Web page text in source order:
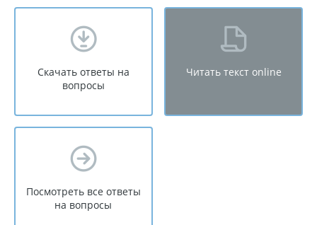
Скачать ответы на
вопросы
Читать текст online
Посмотреть все ответы
на вопросы